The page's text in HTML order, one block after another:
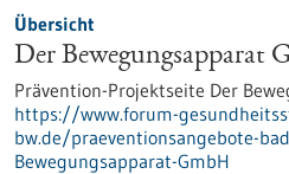
Übersicht
Der Bewegungsapparat
Prävention-Projektseite Der
https://www.forum-
bw.de/praeventionsangebote-
Bewegungsapparat-GmbH